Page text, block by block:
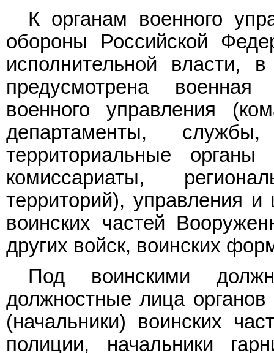
К органам военного
обороны Российской
исполнительной власти,
предусмотрена
военного управления
департаменты,
территориальные
комиссариаты,
территорий), управления
воинских частей
других войск, воинских
Под воинскими
должностные лица
(начальники) воинских
полиции, начальники